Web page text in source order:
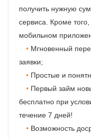
получить нужную
сервиса. Кроме
мобильном
Мгновенный
заявки;
Простые и
Первый займ
бесплатно при
течение 7 дней!
Возможность